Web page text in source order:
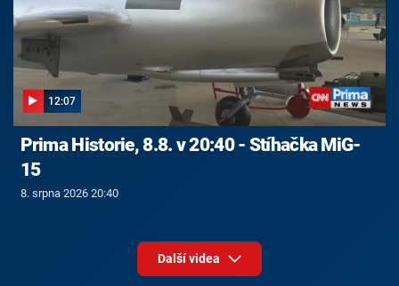
12:07
Prima Historie, 8.8. v 20:40 - Stíhačka MiG-
15
8. srpna 2026 20:40
Další videa